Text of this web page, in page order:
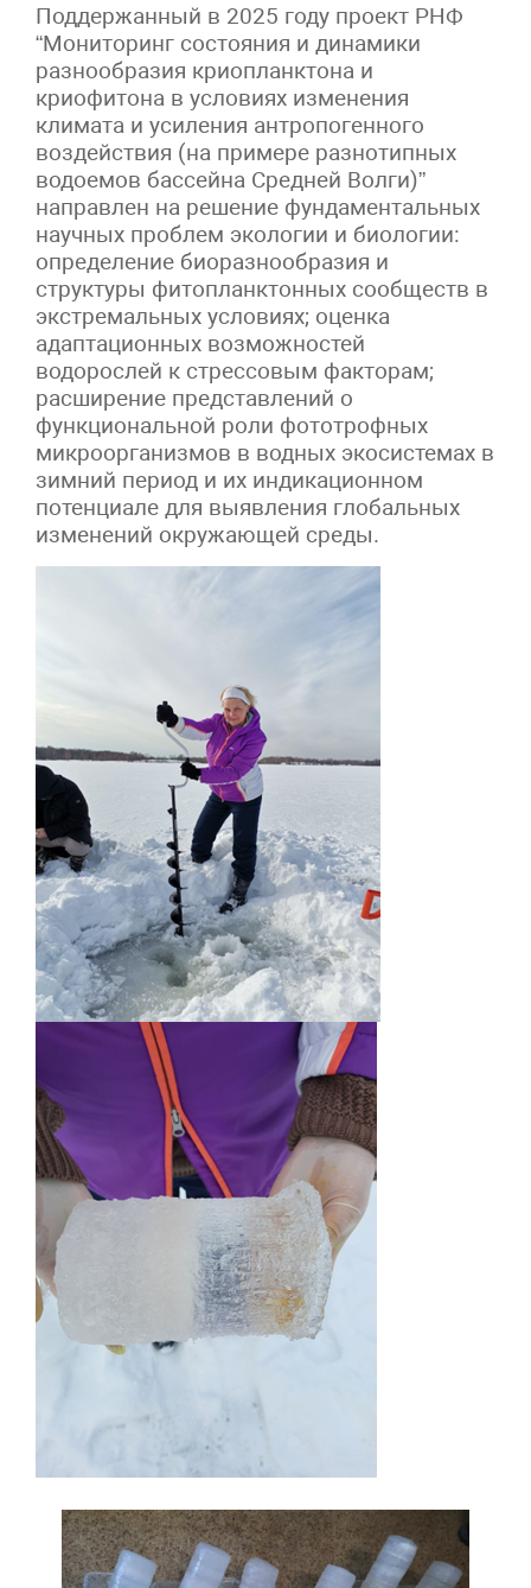
Поддержанный в 2025 году проект РНФ
“Мониторинг состояния и динамики
разнообразия криопланктона и
криофитона в условиях изменения
климата и усиления антропогенного
воздействия (на примере разнотипных
водоемов бассейна Средней Волги)”
направлен на решение фундаментальных
научных проблем экологии и биологии:
определение биоразнообразия и
структуры фитопланктонных сообществ в
экстремальных условиях; оценка
адаптационных возможностей
водорослей к стрессовым факторам;
расширение представлений о
функциональной роли фототрофных
микроорганизмов в водных экосистемах в
зимний период и их индикационном
потенциале для выявления глобальных
изменений окружающей среды.